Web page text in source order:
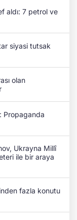
aldı: 7 petrol ve
siyasi tutsak
olan
Propaganda
Ukrayna Millî
ile bir araya
fazla konutu